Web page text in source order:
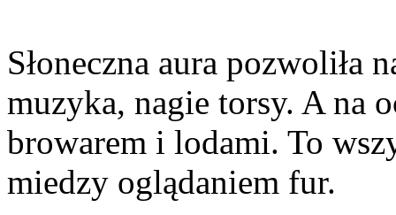
Słoneczna aura pozwoliła
muzyka, nagie torsy. A na
browarem i lodami. To
miedzy oglądaniem fur.